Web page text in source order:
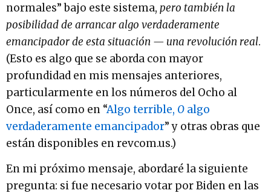
normales” bajo este sistema, pero también la
posibilidad de arrancar algo verdaderamente
emancipador de esta situación — una revolución real.
(Esto es algo que se aborda con mayor
profundidad en mis mensajes anteriores,
particularmente en los números del Ocho al
Once, así como en “Algo terrible, O algo
verdaderamente emancipador” y otras obras que
están disponibles en revcom.us.)
En mi próximo mensaje, abordaré la siguiente
pregunta: si fue necesario votar por Biden en las